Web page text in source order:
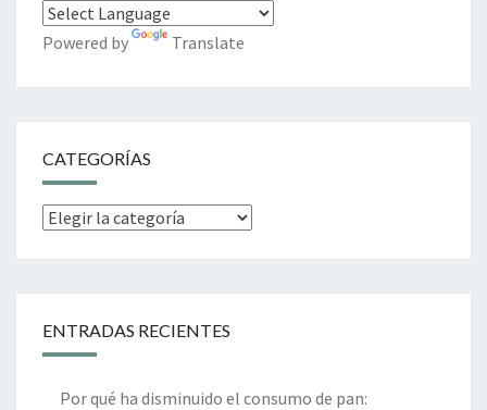
Powered by Translate
CATEGORÍAS
Categorías
ENTRADAS RECIENTES
Por qué ha disminuido el consumo de pan: